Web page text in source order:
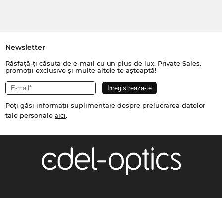
Newsletter
Răsfață-ți căsuța de e-mail cu un plus de lux. Private Sales,
promoții exclusive și multe altele te așteaptă!
Poți găsi informații suplimentare despre prelucrarea datelor
tale personale aici.